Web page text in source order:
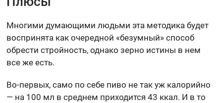
Многими думающими людьми эта методика будет
воспринята как очередной «безумный» способ
обрести стройность, однако зерно истины в нем
все же есть.
Во-первых, само по себе пиво не так уж калорийно
— на 100 мл в среднем приходится 43 ккал. И в то